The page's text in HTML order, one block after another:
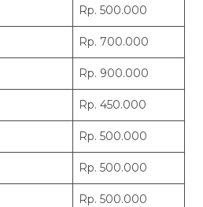
Rp. 500.000
Rp. 700.000
Rp. 900.000
Rp. 450.000
Rp. 500.000
Rp. 500.000
Rp. 500.000